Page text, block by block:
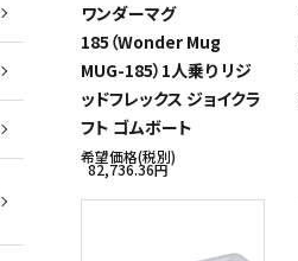
ワンダーマグ
185（Wonder Mug
MUG-185）1人乗り リジ
ッドフレックス ジョイクラ
フト ゴムボート
希望価格(税別)
82,736.36円